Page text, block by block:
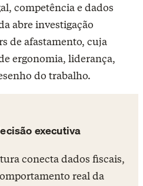
competência e dados
abre investigação
de afastamento, cuja
ergonomia, liderança,
do trabalho.
executiva
conecta dados fiscais,
real da